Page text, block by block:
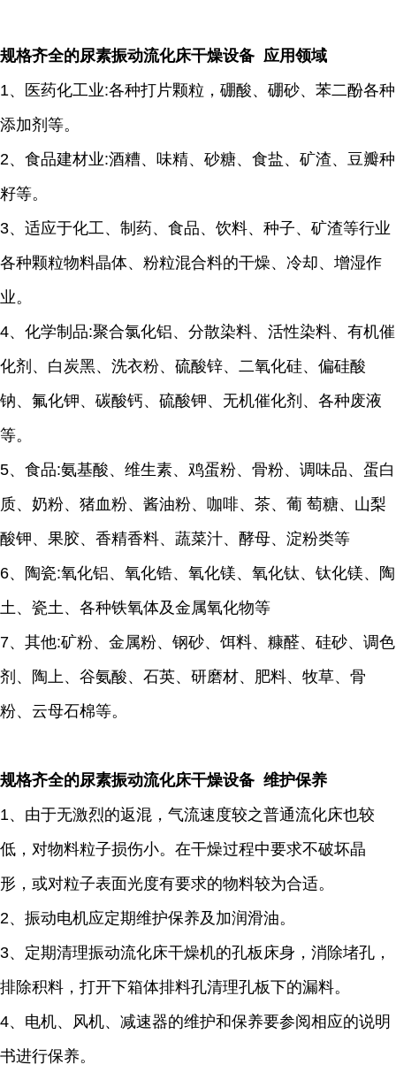
规格齐全的尿素振动流化床干燥设备 应用领域
1、医药化工业:各种打片颗粒，硼酸、硼砂、苯二酚各种
添加剂等。
2、食品建材业:酒糟、味精、砂糖、食盐、矿渣、豆瓣种
籽等。
3、适应于化工、制药、食品、饮料、种子、矿渣等行业
各种颗粒物料晶体、粉粒混合料的干燥、冷却、增湿作
业。
4、化学制品:聚合氯化铝、分散染料、活性染料、有机催
化剂、白炭黑、洗衣粉、硫酸锌、二氧化硅、偏硅酸
钠、氟化钾、碳酸钙、硫酸钾、无机催化剂、各种废液
等。
5、食品:氨基酸、维生素、鸡蛋粉、骨粉、调味品、蛋白
质、奶粉、猪血粉、酱油粉、咖啡、茶、葡 萄糖、山梨
酸钾、果胶、香精香料、蔬菜汁、酵母、淀粉类等
6、陶瓷:氧化铝、氧化锆、氧化镁、氧化钛、钛化镁、陶
土、瓷土、各种铁氧体及金属氧化物等
7、其他:矿粉、金属粉、钢砂、饵料、糠醛、硅砂、调色
剂、陶上、谷氨酸、石英、研磨材、肥料、牧草、骨
粉、云母石棉等。
规格齐全的尿素振动流化床干燥设备 维护保养
1、由于无激烈的返混，气流速度较之普通流化床也较
低，对物料粒子损伤小。在干燥过程中要求不破坏晶
形，或对粒子表面光度有要求的物料较为合适。
2、振动电机应定期维护保养及加润滑油。
3、定期清理振动流化床干燥机的孔板床身，消除堵孔，
排除积料，打开下箱体排料孔清理孔板下的漏料。
4、电机、风机、减速器的维护和保养要参阅相应的说明
书进行保养。